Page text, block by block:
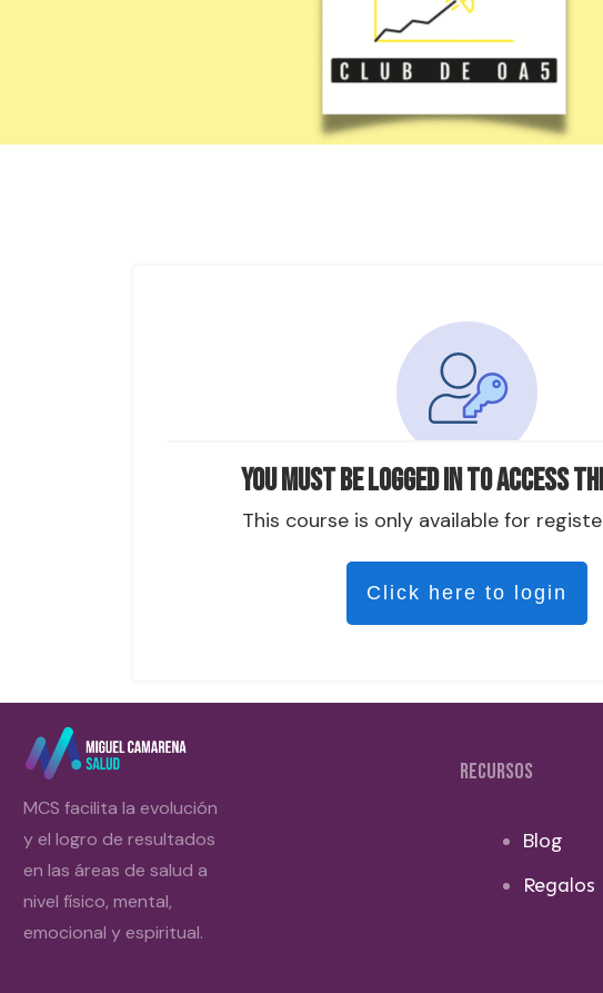
You must be logged in to access
This course is only available for
Click here to login
MCS facilita la evolución
y el logro de resultados
en las áreas de salud a
nivel físico, mental,
emocional y espiritual.
RECURSOS
Blog
Regalos